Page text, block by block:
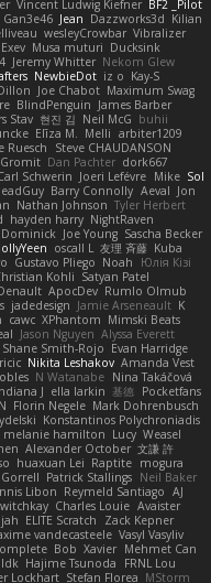
Vincent Ludwig Kiefner BF2 _Pilot
Gan3e46 Jean Dazzworks3d Kilian
wesleyCrowbar Vibralizer
Musa muturi Ducksink
Jeremy Whitter Nekom Glew
NewbieDot iz o Kay-S
Joe Chabot Maximum Swag
BlindPenguin James Barber
Stav 현진 김 Neil McG buhii
Elīza M. Melli arbiter1209
Ruesch
Steve CHAUDANSON
Gromit Dan Pachter dork667
Schwerin Joeri Lefévre Mike Sol
Barry Connolly Aeval Jon
Nathan Johnson Tyler Herbert
hayden harry NightRaven
Dominick Joe Young Sascha Becker
JollyYeen oscall L 友理 斉藤 Kuba
Gustavo Pliego Noah
Юлія Кізі
Kohli Satyan Patel
ApocDev Rumlo Olmub
jadedesign Jamie Arseneault K
cawc XPhantom Mimski Beats
Jason Nguyen Alyssa Everett
Shane Smith-Rojo Evan Harridge
Nikita Leshakov Amanda Vest
N Watanabe Nina Takáčová
J ella larkin 基德 Pocketfans
Florin Negele Mark Dohrenbusch
Konstantinos Polychroniadis
melanie hamilton Lucy Weasel
Alexander October 文謙 許
huaxuan Lei Raptite mogura
Patrick Stallings Neil Baker
Libon Reymeld Santiago AJ
Charles Louie Avaister
ELITE Scratch
Zack Kepner
vandecasteele Vasyl Vasyliv
Bob Xavier Mehmet Can
Hajime Tsunoda
FRNL Lou
Lockhart Stefan Florea MStorm